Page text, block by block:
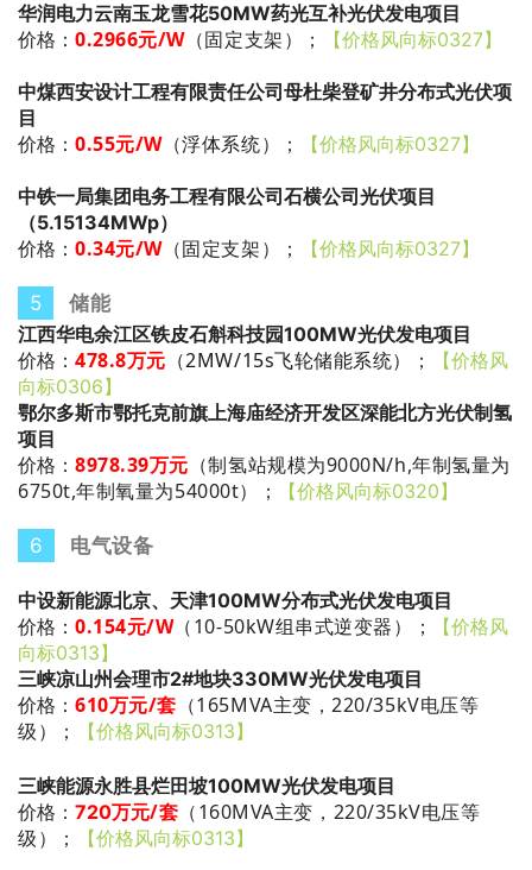
华润电力云南玉龙雪花50MW药光互补光伏发电项目
价格： 0.2966元/W（固定支架） ； 【价格风向标0327】
中煤西安设计工程有限责任公司母杜柴登矿井分布式光伏项
目
价格： 0.55元/W（浮体系统） ； 【价格风向标0327】
中铁一局集团电务工程有限公司石横公司光伏项目
（5.15134MWp）
价格： 0.34元/W（固定支架） ； 【价格风向标0327】
5
储能
江西华电余江区铁皮石斛科技园100MW光伏发电项目
价格： 478.8万元 （2MW/15s飞轮储能系统） ；
【价格风
向标0306】
鄂尔多斯市鄂托克前旗上海庙经济开发区深能北方光伏制氢
项目
价格： 8978.39万元 （制氢站规模为9000N/h,年制氢量为
6750t,年制氧量为54000t）
； 【价格风向标0320】
6 电气设备
中设新能源北京、天津100MW分布式光伏发电项目
价格： 0.154元/W （10-50kW组串式逆变器） ；
【价格风
向标0313】
三峡凉山州会理市2#地块330MW光伏发电项目
价格： 610万元/套 （165MVA主变，220/35kV电压等
级）
； 【价格风向标0313】
三峡能源永胜县烂田坡100MW光伏发电项目
价格： 720万元/套 （160MVA主变，220/35kV电压等
级）
； 【价格风向标0313】